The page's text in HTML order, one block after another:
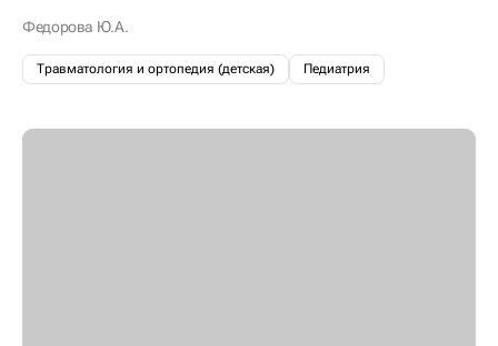
Федорова Ю.А.
Травматология и ортопедия (детская) Педиатрия